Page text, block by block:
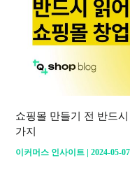
쇼핑몰 만들기 전 반드
가지
이커머스 인사이트 |2024-05-07